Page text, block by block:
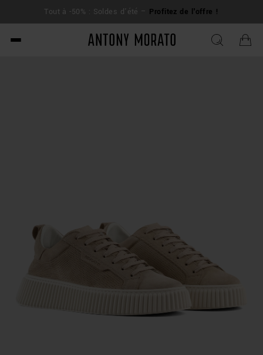
Tout à -50% : Soldes d'été – Profitez de l'offre !
Antony Morato - Official